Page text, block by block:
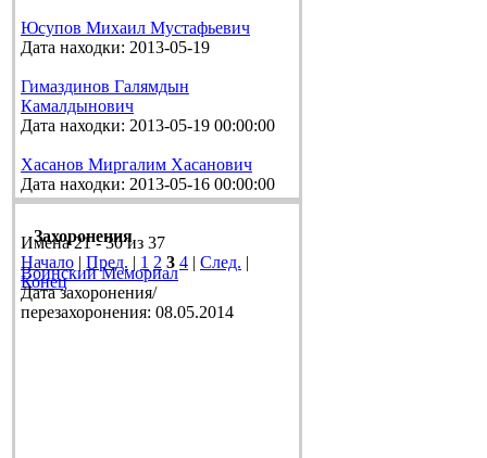
Юсупов Михаил Мустафьевич
Дата находки: 2013-05-19
Гимаздинов Галямдын
Камалдынович
Дата находки: 2013-05-19 00:00:00
Хасанов Миргалим Хасанович
Дата находки: 2013-05-16 00:00:00
Имена 21 - 30 из 37
Начало | Пред. | 1 2 3 4 | След. |
Конец
Захоронения
Воинский Мемориал
Дата захоронения/
перезахоронения: 08.05.2014